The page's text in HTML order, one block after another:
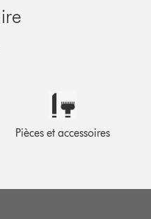
Pièces et accessoires